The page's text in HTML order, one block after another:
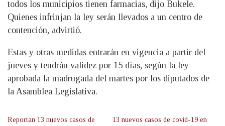
todos los municipios tienen farmacias, dijo Bukele.
Quienes infrinjan la ley serán llevados a un centro de
contención, advirtió.
Estas y otras medidas entrarán en vigencia a partir del
jueves y tendrán validez por 15 días, según la ley
aprobada la madrugada del martes por los diputados de
la Asamblea Legislativa.
Reportan 13 nuevos casos de
13 nuevos casos de covid-19 en